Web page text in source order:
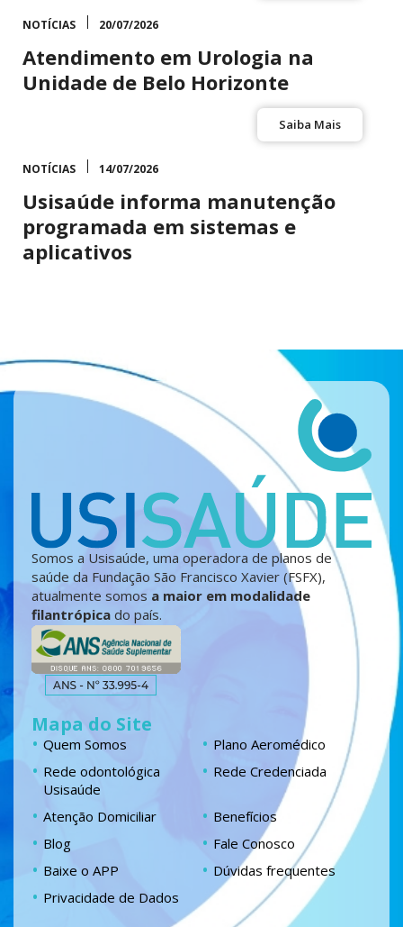
NOTÍCIAS 20/07/2026
Atendimento em Urologia na
Unidade de Belo Horizonte
Saiba Mais
NOTÍCIAS 14/07/2026
Usisaúde informa manutenção
programada em sistemas e
aplicativos
Somos a Usisaúde, uma operadora de planos de
saúde da Fundação São Francisco Xavier (FSFX),
atualmente somos a maior em modalidade
filantrópica do país.
Mapa do Site
Quem Somos
Plano Aeromédico
Rede odontológica
Usisaúde
Rede Credenciada
Atenção Domiciliar
Benefícios
Blog
Fale Conosco
Baixe o APP
Dúvidas frequentes
Privacidade de Dados